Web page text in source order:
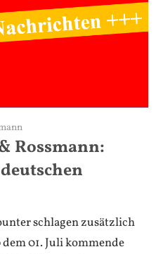
Rossmann:
schlagen zusätzlich
01. Juli kommende